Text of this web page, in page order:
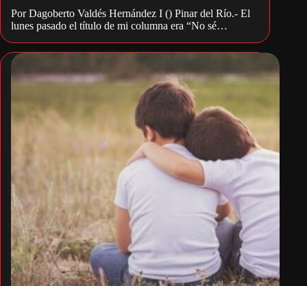
Por Dagoberto Valdés Hernández I () Pinar del Río.- El
lunes pasado el título de mi columna era “No sé…